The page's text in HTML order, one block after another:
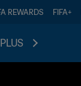
REWARDS FIFA+
PLUS